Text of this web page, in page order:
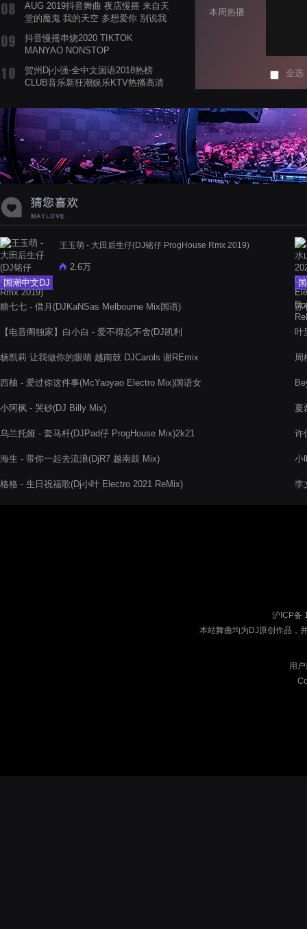
AUG 2019抖音舞曲 夜店慢摇 来自天
堂的魔鬼 我的天空 多想爱你 别说我
抖音慢摇串烧2020 TIKTOK
MANYAO NONSTOP
蝉爸爸妈妈爱存在夏天的风是想你的
声音啊
贺州Dj小强-全中文国语2018热榜
CLUB音乐新狂潮娱乐KTV热播高清
本周热播
全选
国潮中文DJ
王玉萌 - 大田后生仔(DJ铭仔 ProgHouse Rmx 2019)
2.6万
糖七七 - 借月(DJKaNSas Melbourne Mix国语)
【电音阁独家】白小白 - 爱不得忘不舍(DJ凯利
杨凯莉 让我做你的眼睛 越南鼓 DJCarols 谢REmix
西柚 - 爱过你这件事(McYaoyao Electro Mix)国语女
小阿枫 - 哭砂(DJ Billy Mix)
乌兰托娅 - 套马杆(DJPad仔 ProgHouse Mix)2k21
海生 - 带你一起去流浪(DjR7 越南鼓 Mix)
格格 - 生日祝福歌(Dj小叶 Electro 2021 ReMix)
苏
叶
周
夏
许
小
李
沪ICP备
本站舞曲均为DJ原创作品，
用